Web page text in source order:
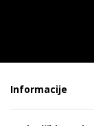
Informacije